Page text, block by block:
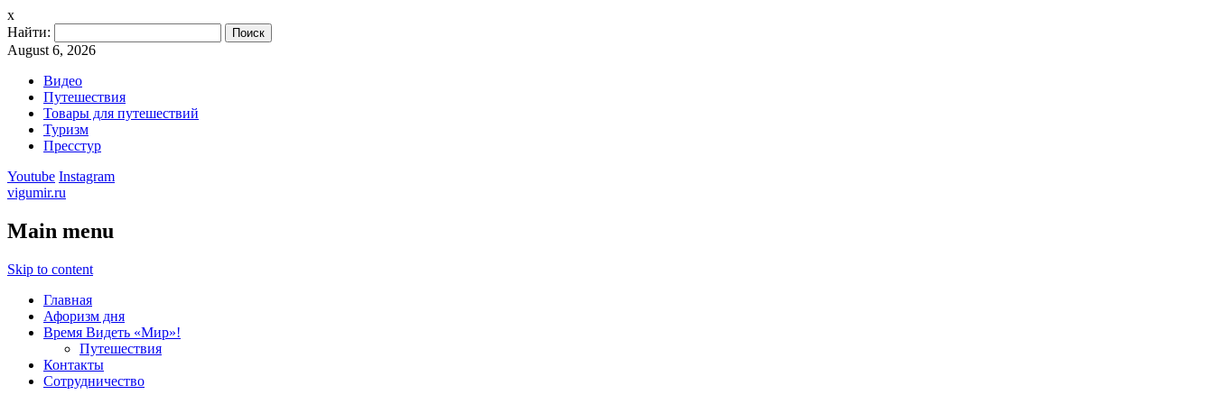
x
Найти:
August 6, 2026
Видео
Путешествия
Товары для путешествий
Туризм
Пресстур
Youtube Instagram
vigumir.ru
Main menu
Skip to content
Главная
Афоризм дня
Время Видеть «Мир»!
Путешествия
Контакты
Сотрудничество